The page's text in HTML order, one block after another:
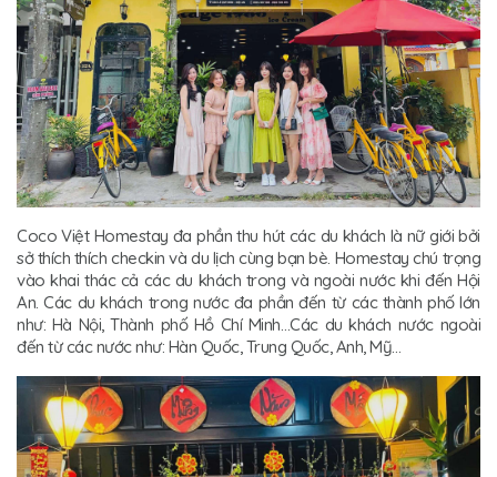
Coco Việt Homestay đa phần thu hút các du khách là nữ giới bởi
sở thích thích checkin và du lịch cùng bạn bè. Homestay chú trọng
vào khai thác cả các du khách trong và ngoài nước khi đến Hội
An. Các du khách trong nước đa phần đến từ các thành phố lớn
như: Hà Nội, Thành phố Hồ Chí Minh…Các du khách nước ngoài
đến từ các nước như: Hàn Quốc, Trung Quốc, Anh, Mỹ…